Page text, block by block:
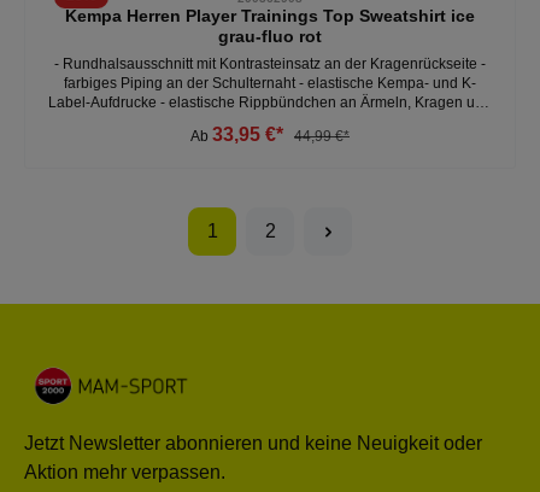
Kempa Herren Player Trainings Top Sweatshirt ice
grau-fluo rot
- Rundhalsausschnitt mit Kontrasteinsatz an der Kragenrückseite -
farbiges Piping an der Schulternaht - elastische Kempa- und K-
Label-Aufdrucke - elastische Rippbündchen an Ärmeln, Kragen und
Ab 33,95 €* 44,99 €*
1 2
Jetzt Newsletter abonnieren und keine Neuigkeit oder
Aktion mehr verpassen.